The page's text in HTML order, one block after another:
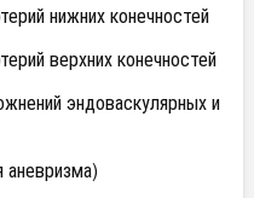
нижних конечностей
верхних конечностей
эндоваскулярных и